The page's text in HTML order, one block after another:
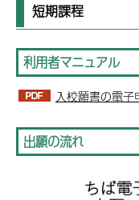
短期課程
利用者マニュアル
入校願書の電子
出願の流れ